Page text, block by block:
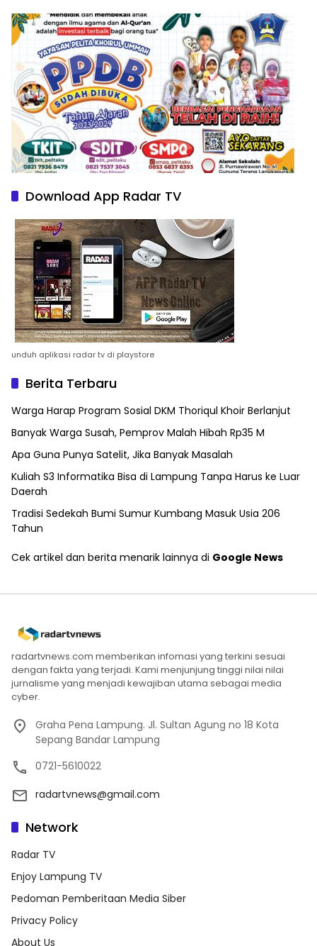
Download App Radar TV
unduh aplikasi radar tv di playstore
Berita Terbaru
Warga Harap Program Sosial DKM Thoriqul Khoir Berlanjut
Banyak Warga Susah, Pemprov Malah Hibah Rp35 M
Apa Guna Punya Satelit, Jika Banyak Masalah
Kuliah S3 Informatika Bisa di Lampung Tanpa Harus ke Luar
Daerah
Tradisi Sedekah Bumi Sumur Kumbang Masuk Usia 206
Tahun
Cek artikel dan berita menarik lainnya di Google News
radartvnews.com memberikan infomasi yang terkini sesuai
dengan fakta yang terjadi. Kami menjunjung tinggi nilai nilai
jurnalisme yang menjadi kewajiban utama sebagai media
cyber.
Graha Pena Lampung. Jl. Sultan Agung no 18 Kota
Sepang Bandar Lampung
0721-5610022
radartvnews@gmail.com
Network
Radar TV
Enjoy Lampung TV
Pedoman Pemberitaan Media Siber
Privacy Policy
About Us